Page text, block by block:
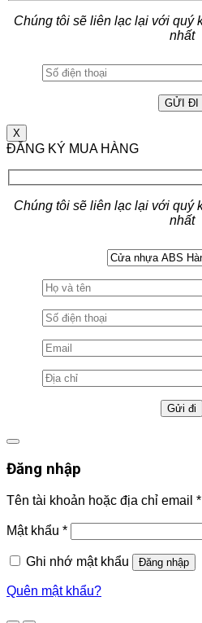
Chúng tôi sẽ liên lạc lại với quý
nhất
X
ĐĂNG KÝ MUA HÀNG
Chúng tôi sẽ liên lạc lại với quý
nhất
Đăng nhập
Tên tài khoản hoặc địa chỉ email *
Mật khẩu *
Ghi nhớ mật khẩu Đăng nhập
Quên mật khẩu?